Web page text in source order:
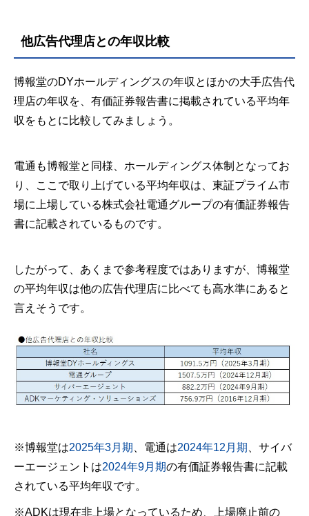
他広告代理店との年収比較
博報堂のDYホールディングスの年収とほかの大手広告代
理店の年収を、有価証券報告書に掲載されている平均年
収をもとに比較してみましょう。
電通も博報堂と同様、ホールディングス体制となってお
り、ここで取り上げている平均年収は、東証プライム市
場に上場している株式会社電通グループの有価証券報告
書に記載されているものです。
したがって、あくまで参考程度ではありますが、博報堂
の平均年収は他の広告代理店に比べても高水準にあると
言えそうです。
※博報堂は2025年3月期 、電通は2024年12月期
、サイバ
ーエージェントは2024年9月期の有価証券報告書に記載
されている平均年収です。
※ADKは現在非上場となっているため、上場廃止前の